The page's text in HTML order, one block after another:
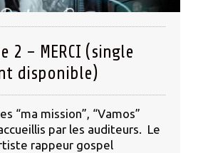
2 – MERCI (single
disponible)
“ma mission”, “Vamos”
par les auditeurs. Le
rappeur gospel